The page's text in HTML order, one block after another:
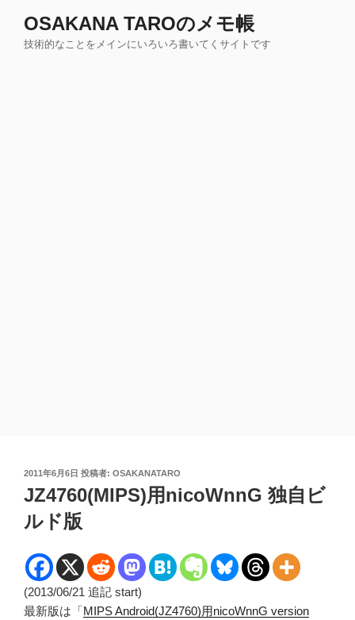
OSAKANA TAROのメモ帳
技術的なことをメインにいろいろ書いてくサイトです
投
稿
日:
2011年6月6日 投稿者: OSAKANATARO
JZ4760(MIPS)用nicoWnnG 独自ビ
ルド版
(2013/06/21 追記 start)
最新版は「MIPS Android(JZ4760)用nicoWnnG version